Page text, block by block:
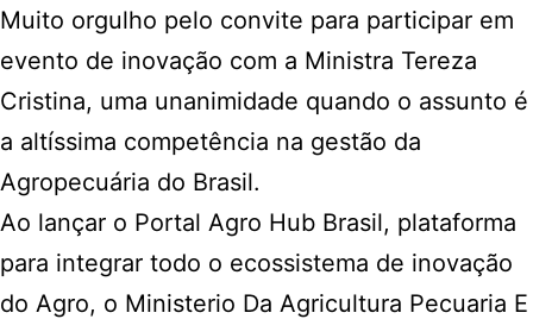
Muito orgulho pelo convite para participar em
evento de inovação com a Ministra Tereza
Cristina, uma unanimidade quando o assunto é
a altíssima competência na gestão da
Agropecuária do Brasil.
Ao lançar o Portal Agro Hub Brasil, plataforma
para integrar todo o ecossistema de inovação
do Agro, o Ministerio Da Agricultura Pecuaria E